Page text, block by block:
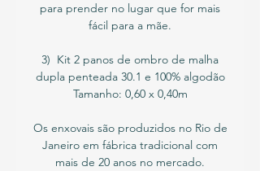
para prender no lugar que for mais
fácil para a mãe.
3) Kit 2 panos de ombro de malha
dupla penteada 30.1 e 100% algodão
Tamanho: 0,60 x 0,40m
Os enxovais são produzidos no Rio de
Janeiro em fábrica tradicional com
mais de 20 anos no mercado.